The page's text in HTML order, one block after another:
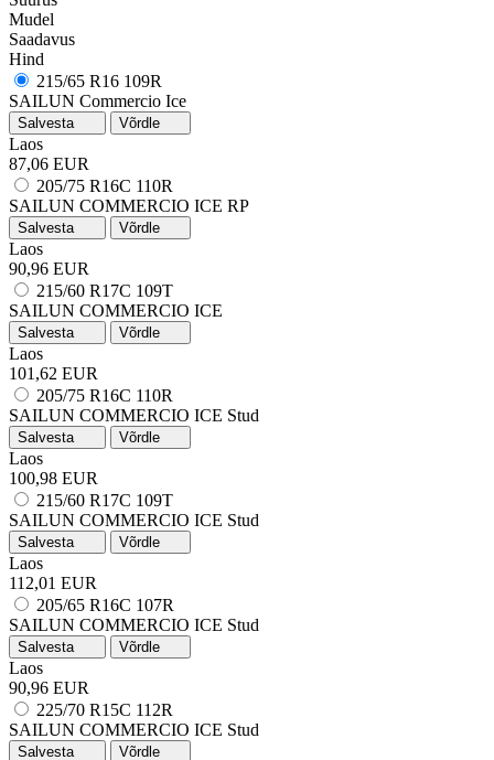
Mudel
Saadavus
Hind
215/65 R16 109R
SAILUN Commercio Ice
Salvesta Võrdle
Laos
87,06 EUR
205/75 R16C 110R
SAILUN COMMERCIO ICE RP
Salvesta Võrdle
Laos
90,96 EUR
215/60 R17C 109T
SAILUN COMMERCIO ICE
Salvesta Võrdle
Laos
101,62 EUR
205/75 R16C 110R
SAILUN COMMERCIO ICE Stud
Salvesta Võrdle
Laos
100,98 EUR
215/60 R17C 109T
SAILUN COMMERCIO ICE Stud
Salvesta Võrdle
Laos
112,01 EUR
205/65 R16C 107R
SAILUN COMMERCIO ICE Stud
Salvesta Võrdle
Laos
90,96 EUR
225/70 R15C 112R
SAILUN COMMERCIO ICE Stud
Salvesta Võrdle